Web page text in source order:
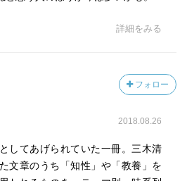
詳細をみる
フォロー
2018.08.26
してあげられていた一冊。三木清
文章のうち「知性」や「教養」を